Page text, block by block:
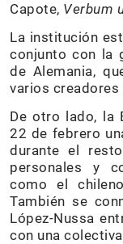
Capote, Verbum
La institución
conjunto con la
de Alemania,
varios creadores
De otro lado, la
22 de febrero
durante el
personales y
como el
También se
López-Nussa
con una